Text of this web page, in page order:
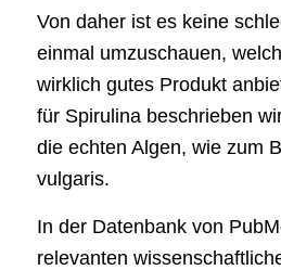
Von daher ist es keine
einmal umzuschauen,
wirklich gutes Produkt
für Spirulina beschrieben
die echten Algen, wie zum
vulgaris.
In der Datenbank von
relevanten